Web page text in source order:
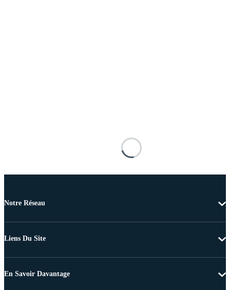
Notre Réseau
Liens Du Site
En Savoir Davantage